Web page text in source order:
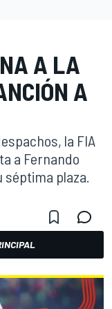
A LA
A
la FIA
a Fernando
plaza.